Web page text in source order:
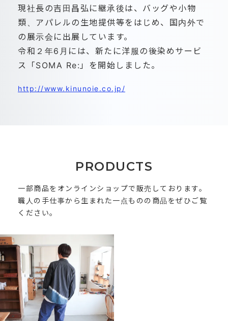
現社長の吉田昌弘に継承後は、バッグや小物
類、アパレルの生地提供等をはじめ、国内外で
の展示会に出展しています。
令和２年6月には、新たに洋服の後染めサービ
ス「SOMA Re:」を開始しました。
http://www.kinunoie.co.jp/
PRODUCTS
一部商品をオンラインショップで販売しております。
職人の手仕事から生まれた一点ものの商品をぜひご覧
ください。